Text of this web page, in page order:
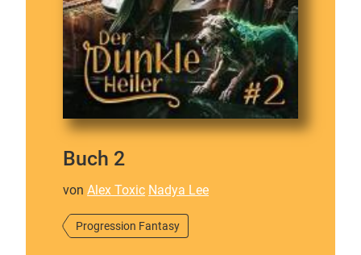
Buch 2
von Alex Toxic Nadya Lee
Progression Fantasy